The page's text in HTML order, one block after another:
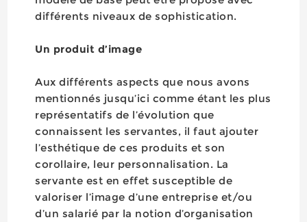
différents niveaux de sophistication.
Un produit d’image
Aux différents aspects que nous avons
mentionnés jusqu’ici comme étant les plus
représentatifs de l’évolution que
connaissent les servantes, il faut ajouter
l’esthétique de ces produits et son
corollaire, leur personnalisation. La
servante est en effet susceptible de
valoriser l’image d’une entreprise et/ou
d’un salarié par la notion d’organisation